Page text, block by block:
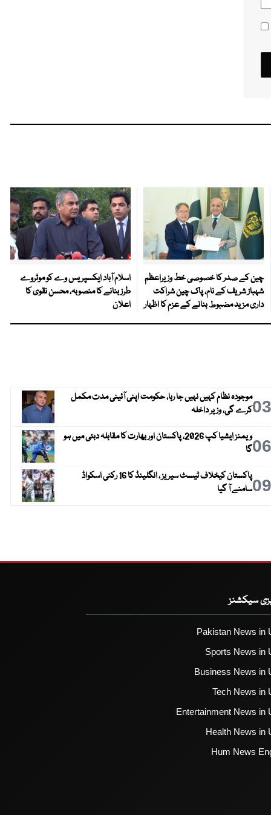
چین کے صدر کا خصوصی خط وزیراعظم
شہباز شریف کے نام، پاک چین شراکت
داری مزید مضبوط بنانے کے عزم کا اظہار
اسلام آباد ایکسپریس وے کو موٹروے
طرز بنانے کا منصوبہ، محسن نقوی کا
اعلان
03موجودہ نظام کہیں نہیں جا رہا، حکومت اپنی آئینی مدت مکمل
کرے گی، وزیر داخلہ
06
ویمنز ایشیا کپ 2026، پاکستان اور بھارت کا مقابلہ دبئی میں ہو
گا
09
پاکستان کیخلاف ٹیسٹ سیریز ، انگلینڈ کا 16 رکنی اسکواڈ
سامنے آ گیا
سیکشنز
Pakistan News in
Sports News in
Business News in
Tech News in
Entertainment News in
Health News in
Hum News